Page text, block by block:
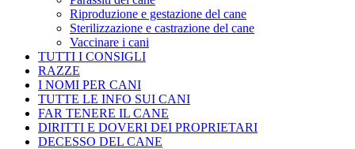
Riproduzione e gestazione del cane
Sterilizzazione e castrazione del cane
Vaccinare i cani
TUTTI I CONSIGLI
RAZZE
I NOMI PER CANI
TUTTE LE INFO SUI CANI
FAR TENERE IL CANE
DIRITTI E DOVERI DEI PROPRIETARI
DECESSO DEL CANE